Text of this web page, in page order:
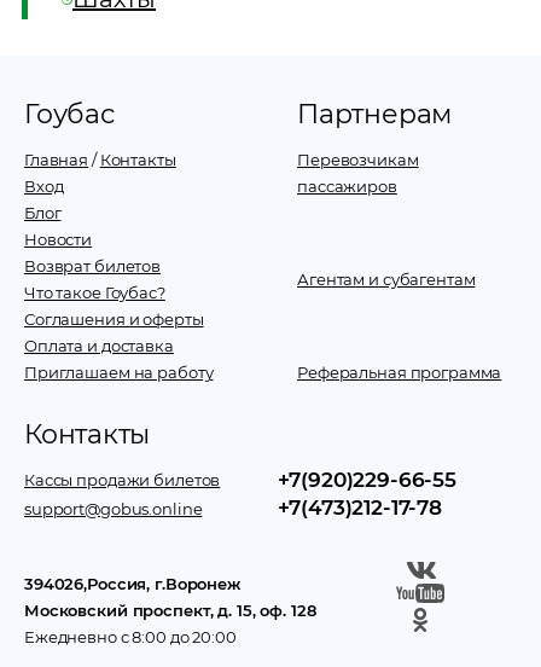
Гоубас
Главная /Контакты
Вход
Блог
Новости
Возврат билетов
Что такое Гоубас?
Соглашения и оферты
Оплата и доставка
Приглашаем на работу
Партнерам
Перевозчикам
пассажиров
Агентам и субагентам
Реферальная программа
Контакты
Кассы продажи билетов
support@gobus.online
+7(920)229-66-55
+7(473)212-17-78
394026,Россия, г.Воронеж
Московский проспект, д. 15, оф. 128
Ежедневно с 8:00 до 20:00